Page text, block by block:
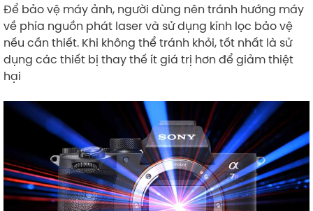
Để bảo vệ máy ảnh, người dùng nên tránh hướng máy
về phía nguồn phát laser và sử dụng kính lọc bảo vệ
nếu cần thiết. Khi không thể tránh khỏi, tốt nhất là sử
dụng các thiết bị thay thế ít giá trị hơn để giảm thiệt
hại